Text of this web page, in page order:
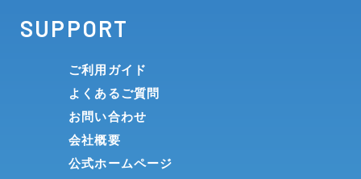
SUPPORT
ご利用ガイド
よくあるご質問
お問い合わせ
会社概要
公式ホームページ